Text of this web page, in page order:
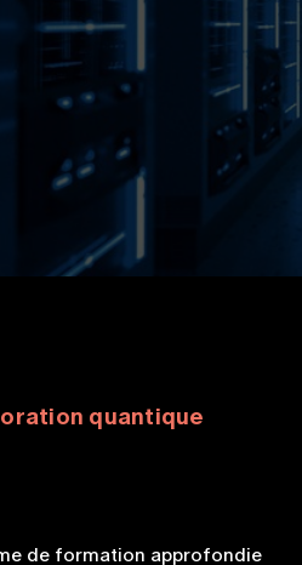
quantique
de formation approfondie